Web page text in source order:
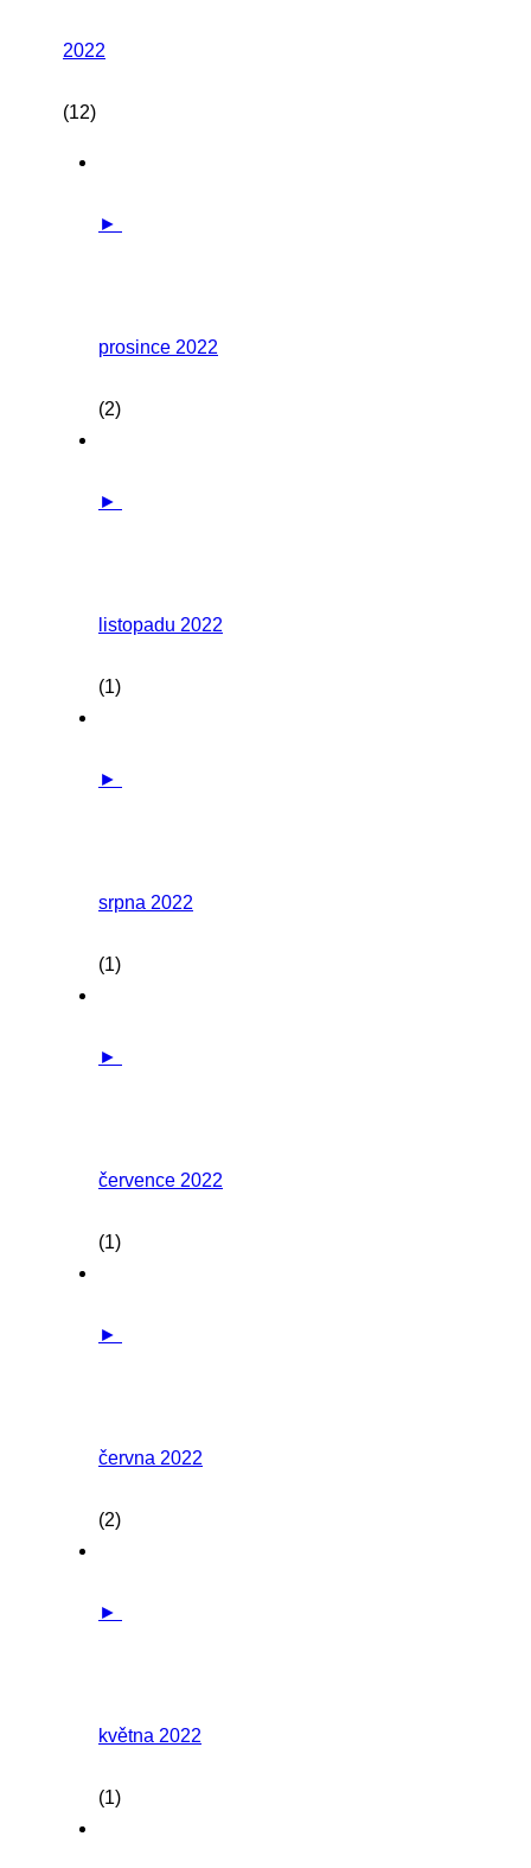
2022
(12)
►
prosince 2022
(2)
►
listopadu 2022
(1)
►
srpna 2022
(1)
►
července 2022
(1)
►
června 2022
(2)
►
května 2022
(1)